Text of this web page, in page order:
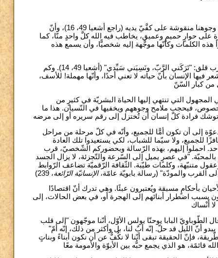
على لسان النّبي أشعيا يعد الله بأنّه لن ينسى أحدًا منّا أبدًا. ويؤكّد لنا أنّه يحمل وجوهنا منقوشة على كفَّيّ يديه (راجع أشعيا 49، 16)، وأنّ
49، 15). ويجعلنا النّبي نُلقي نظرة على حوارٍ حميمٍ وعميق، يخاطب فيه الله كلَّ واحدٍ منّا، كما
الكلمات وكأنّها موجَّهة إليه شخصيًّا، وأن يسمع هذه
إنّها كلمات تملأ القلب تعزيةً وثقةً. فهي الجواب على شعورٍ مؤلم وقلب مضطرب قلق: "تَرَكَني الرَّبّ، ونَسِيَني سَيِّدي" (أشعيا 49، 14). وكم
الإنسان بأنّ حياته لا تعني أحدًا، وأنّها مهملة! للأسف،
المجهول التي تنتهي إليها الحياة البشريّة في كثيرٍ من
فيحجب ملامح وجوههم ويخفيها في النّسيان. هذا ما
إلى أن تكون أمًّا للجميع، وأنّه في كلّ مرحلة من مراحل
للجميع، ولا سيّما للشباب، لكي يستعيدوا تلك العادة
أحد. احملوا إليهم، بهذه الرّسالة وبحضوركم الشّخصيّ، قرب
بالمحبّة. "في عصرٍ يميل إلى السّرعة والتّجزئة، لا يزال الجسد
متنبّهة، وكلمات طيّبة. الثّقافة الرّقميّة تضاعف الرّوابط
القرب والمودّة" (رسالة بابويّة عامّة،الإنسانيّة الرّائعة
بأحكامٍ مسبقة ويُعتبرون عبئًا. وهي تدرك أنّ اقتصادًا
بسبب اضطرار أبنائهم إلى الهجرة أو، في بعض الحالات، إلى
البابا يوحنّا بولس الأوّل، أنّنا موجّهون "إلى قلب
أنّ الليل قد حلّ. إنّه أبٌ لنا، بل وأكثر من ذلك، إنّه أمّ"
بهذه الطّريقة، فإنّ الحقيقة تبقى أنّنا لا نكُفُّ عن أن نكون أبناءً وبناتٍ